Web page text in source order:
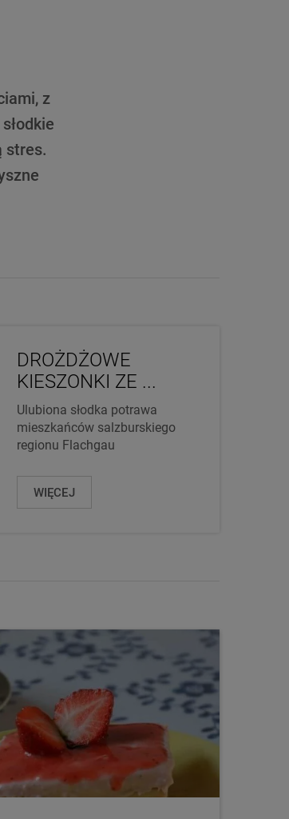
z
stres.
DROŻDŻOWE
KIESZONKI ZE ...
Ulubiona słodka potrawa
mieszkańców salzburskiego
regionu Flachgau
WIĘCEJ